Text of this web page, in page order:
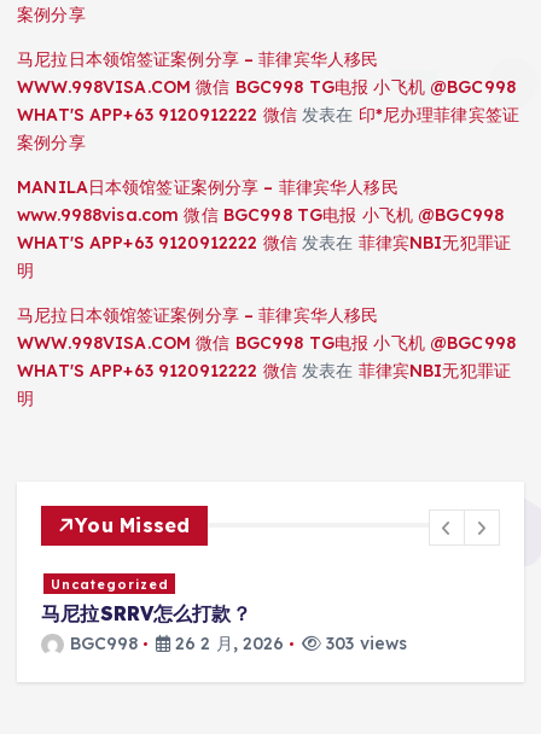
案例分享
马尼拉日本领馆签证案例分享 – 菲律宾华人移民
WWW.998VISA.COM 微信 BGC998 TG电报 小飞机 @BGC998
WHAT'S APP+63 9120912222 微信发表在 印*尼办理菲律宾签证
案例分享
MANILA日本领馆签证案例分享 – 菲律宾华人移民
www.9988visa.com 微信 BGC998 TG电报 小飞机 @BGC998
WHAT'S APP+63 9120912222 微信发表在 菲律宾NBI无犯罪证
明
马尼拉日本领馆签证案例分享 – 菲律宾华人移民
WWW.998VISA.COM 微信 BGC998 TG电报 小飞机 @BGC998
WHAT'S APP+63 9120912222 微信发表在 菲律宾NBI无犯罪证
明
You Missed
Uncategorized
马尼拉SRRV怎么打款？
BGC998 26 2 月, 2026 303 views